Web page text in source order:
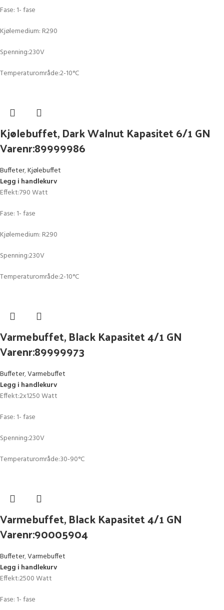
Fase: 1- fase
Kjølemedium: R290
Spenning:230V
Temperaturområde:2-10°C
Kjølebuffet, Dark Walnut Kapasitet 6/1 GN
Varenr:89999986
Buffeter,Kjølebuffet
Legg i handlekurv
Effekt:790 Watt
Fase: 1- fase
Kjølemedium: R290
Spenning:230V
Temperaturområde:2-10°C
Varmebuffet, Black Kapasitet 4/1 GN
Varenr:89999973
Buffeter,Varmebuffet
Legg i handlekurv
Effekt:2x1250 Watt
Fase: 1- fase
Spenning:230V
Temperaturområde:30-90°C
Varmebuffet, Black Kapasitet 4/1 GN
Varenr:90005904
Buffeter,Varmebuffet
Legg i handlekurv
Effekt:2500 Watt
Fase: 1- fase